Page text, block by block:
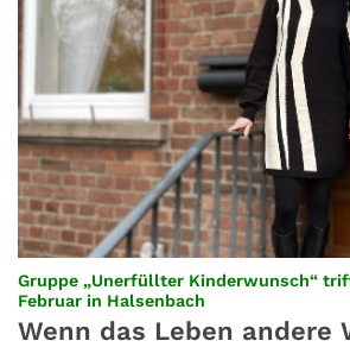
Gruppe „Unerfüllter Kinderwunsch“
Februar in Halsenbach
Wenn das Leben andere